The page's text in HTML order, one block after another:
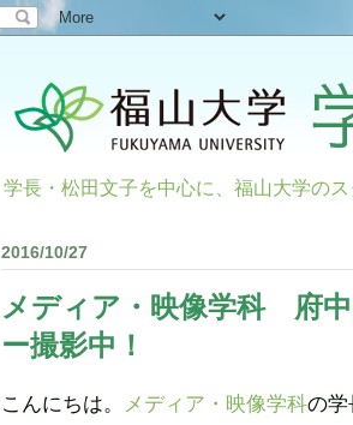
学長・松田文子を中心に、福山大学の
2016/10/27
メディア・映像学科 府
ー撮影中！
こんにちは。 メディア・映像学科の学